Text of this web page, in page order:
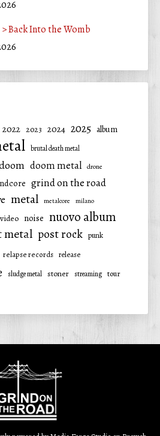
Back Into the Womb
2022 2023 2024 2025 album
brutal death metal
doom metal drone
grind on the road
metal metalcore milano
noise nuovo album
metal post rock punk
relapse records release
sludge metal stoner streaming tour